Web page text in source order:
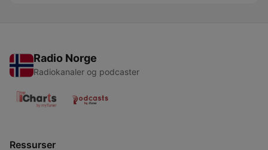
Radio Norge
Radiokanaler og podcaster
Ressurser